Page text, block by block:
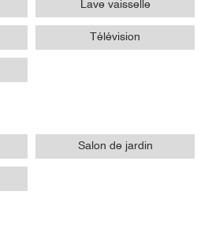
Lave vaisselle
Télévision
Salon de jardin